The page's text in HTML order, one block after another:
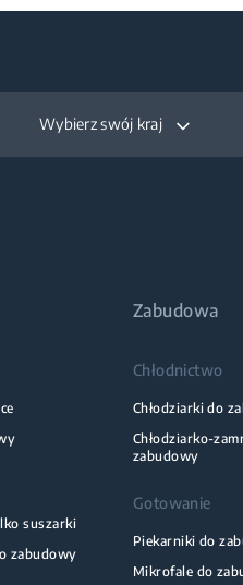
Wybierz swój kraj
suszarki
zabudowy
Zabudowa
Chłodnictwo
Chłodziarki do
Chłodziarko-
zabudowy
Gotowanie
Piekarniki do
Mikrofale do